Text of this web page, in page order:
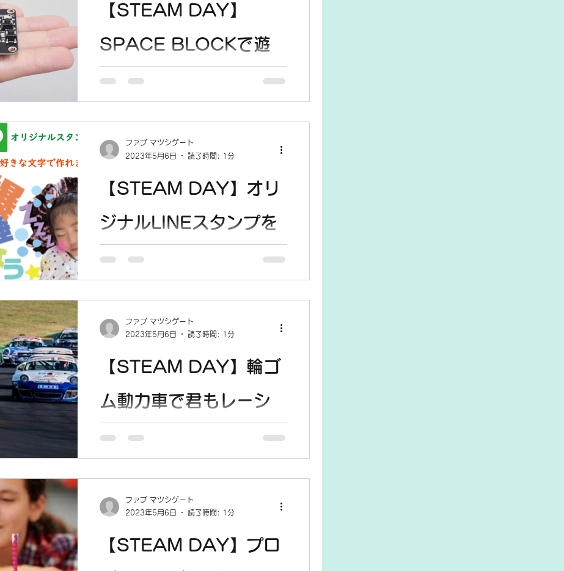
【STEAM DAY】
SPACE BLOCKで遊
ぼう！
場：マツシゲート2階 ファブスペース
日 付：5月21日(日） 時 間：13：00〜
15：00 参加費：500円（1組） 定 員：
【STEAM DAY】オリ
ジナルLINEスタンプを
作ろう
付：5月21日(日） 場 所：マツシゲート2
階 ファブスペース 時 間：10：00〜
12：00 参加費：500円（スマホ1台あた
ファブ マツシゲート
2023年5月6日
読了時間: 1分
【STEAM DAY】輪ゴ
ム動力車で君もレーシ
ングドライバー
付：5月21日(日） 会 場：マツシゲート2
階 コワーキングスペース 時 間：13：
00〜15：00 定 員：5組(1組3名程度）
ファブ マツシゲート
2023年5月6日
読了時間: 1分
【STEAM DAY】プロ
ファブ マツシゲート
2023年5月6日
読了時間: 1分